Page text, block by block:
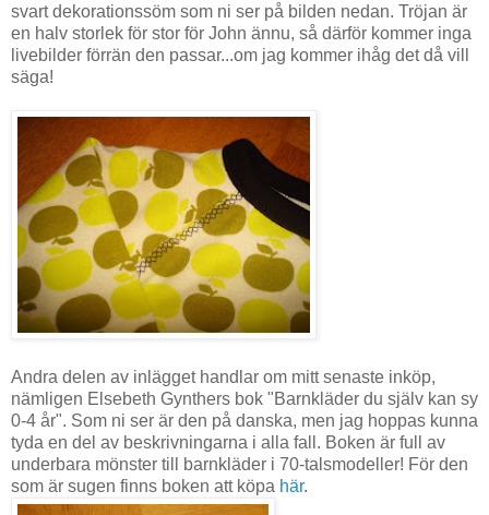
svart dekorationssöm som ni ser på bilden nedan. Tröjan är
en halv storlek för stor för John ännu, så därför kommer inga
livebilder förrän den passar...om jag kommer ihåg det då vill
säga!
Andra delen av inlägget handlar om mitt senaste inköp,
nämligen Elsebeth Gynthers bok "Barnkläder du själv kan sy
0-4 år". Som ni ser är den på danska, men jag hoppas kunna
tyda en del av beskrivningarna i alla fall. Boken är full av
underbara mönster till barnkläder i 70-talsmodeller! För den
som är sugen finns boken att köpa här.